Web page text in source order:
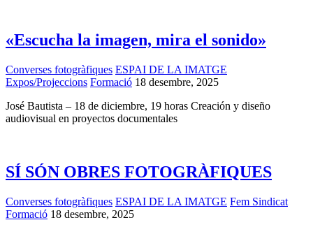
«Escucha la imagen, mira el sonido»
Converses fotogràfiques ESPAI DE LA IMATGE
Expos/Projeccions Formació 18 desembre, 2025
José Bautista – 18 de diciembre, 19 horas Creación y diseño
audiovisual en proyectos documentales
SÍ SÓN OBRES FOTOGRÀFIQUES
Converses fotogràfiques ESPAI DE LA IMATGE Fem Sindicat
Formació 18 desembre, 2025